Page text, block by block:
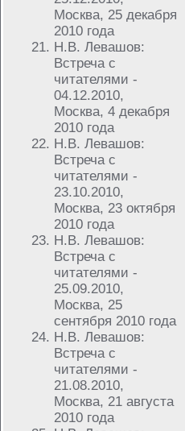
Москва, 25 декабря
2010 года
Н.В. Левашов:
Встреча с
читателями -
04.12.2010,
Москва, 4 декабря
2010 года
Н.В. Левашов:
Встреча с
читателями -
23.10.2010,
Москва, 23 октября
2010 года
Н.В. Левашов:
Встреча с
читателями -
25.09.2010,
Москва, 25
сентября 2010 года
Н.В. Левашов:
Встреча с
читателями -
21.08.2010,
Москва, 21 августа
2010 года